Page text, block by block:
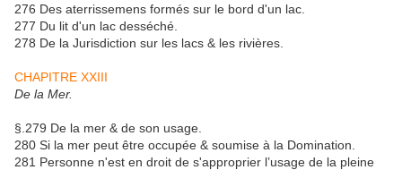
276 Des aterrissemens formés sur le bord d'un lac.
277 Du lit d'un lac desséché.
278 De la Jurisdiction sur les lacs & les rivières.
CHAPITRE XXIII
De la Mer.
§.279 De la mer & de son usage.
280 Si la mer peut être occupée & soumise à la Domination.
281 Personne n'est en droit de s'approprier l’usage de la pleine